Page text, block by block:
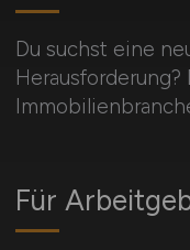
Du suchst eine
Für